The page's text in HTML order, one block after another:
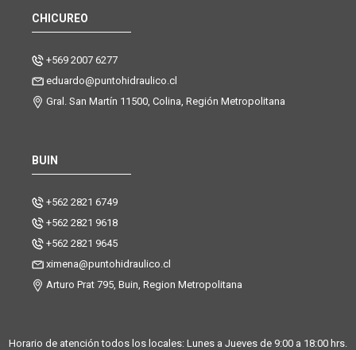
CHICUREO
+569 2007 6277
eduardo@puntohidraulico.cl
Gral. San Martín 11500, Colina, Región Metropolitana
BUIN
+562 2821 6749
+562 2821 9618
+562 2821 9645
ximena@puntohidraulico.cl
Arturo Prat 795, Buin, Region Metropolitana
Horario de atención todos los locales: Lunes a Jueves de 9:00 a 18:00 hrs.